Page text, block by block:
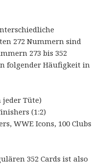
272 Nummern sind
273 bis 352
folgender Häufigkeit in
jeder Tüte)
(1:2)
WWE Icons, 100 Clubs
352 Cards ist also